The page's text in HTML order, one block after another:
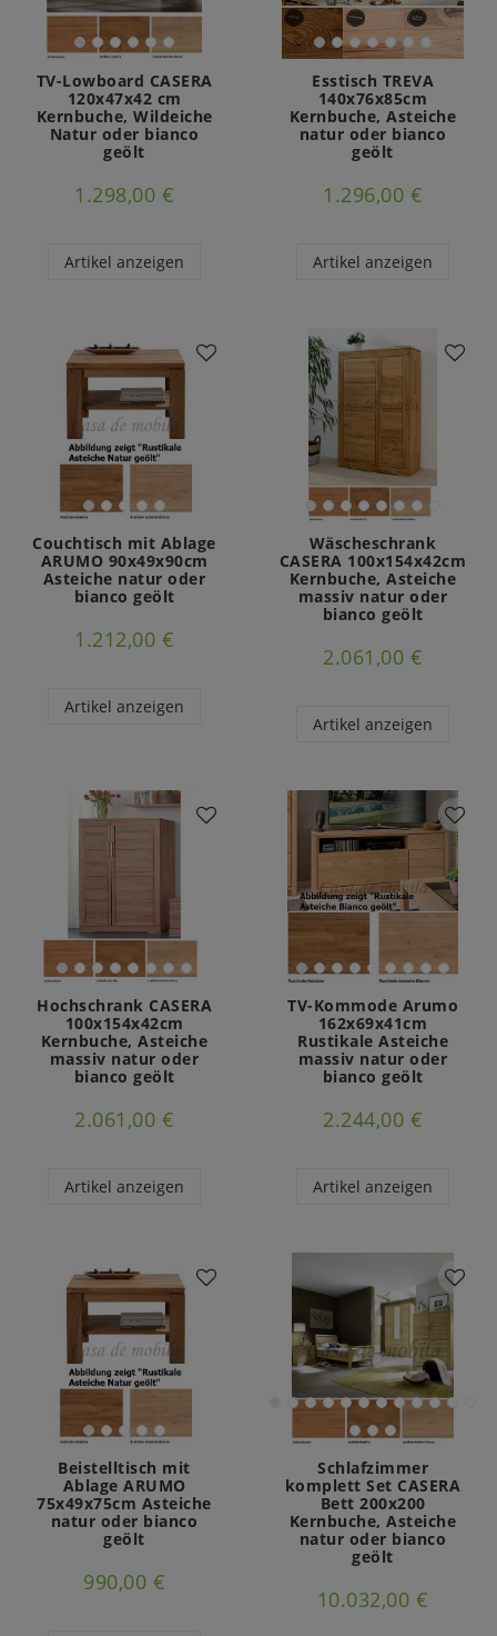
TV-Lowboard CASERA
120x47x42 cm
Kernbuche, Wildeiche
Natur oder bianco
geölt
1.298,00 €
Artikel anzeigen
Esstisch TREVA
140x76x85cm
Kernbuche, Asteiche
natur oder bianco
geölt
1.296,00 €
Artikel anzeigen
Couchtisch mit Ablage
ARUMO 90x49x90cm
Asteiche natur oder
bianco geölt
1.212,00 €
Artikel anzeigen
Wäscheschrank
CASERA 100x154x42cm
Kernbuche, Asteiche
massiv natur oder
bianco geölt
2.061,00 €
Artikel anzeigen
Hochschrank CASERA
100x154x42cm
Kernbuche, Asteiche
massiv natur oder
bianco geölt
2.061,00 €
Artikel anzeigen
TV-Kommode Arumo
162x69x41cm
Rustikale Asteiche
massiv natur oder
bianco geölt
2.244,00 €
Artikel anzeigen
Beistelltisch mit
Ablage ARUMO
75x49x75cm Asteiche
natur oder bianco
geölt
990,00 €
Schlafzimmer
komplett Set CASERA
Bett 200x200
Kernbuche, Asteiche
natur oder bianco
geölt
10.032,00 €